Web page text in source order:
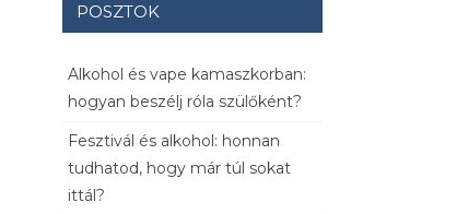
POSZTOK
Alkohol és vape kamaszkorban:
hogyan beszélj róla szülőként?
Fesztivál és alkohol: honnan
tudhatod, hogy már túl sokat
ittál?